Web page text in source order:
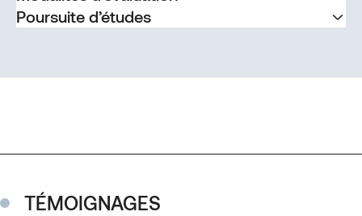
Poursuite d’études
TÉMOIGNAGES